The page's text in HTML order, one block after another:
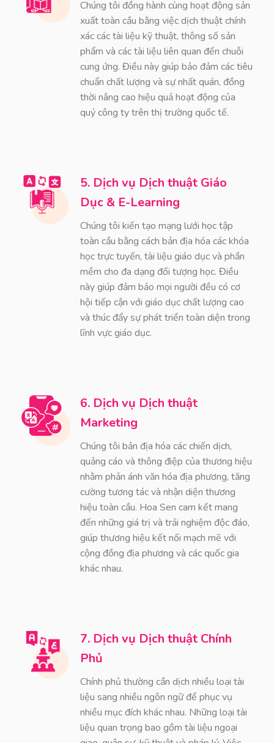
Chúng tôi đồng hành cùng hoạt động sản
xuất toàn cầu bằng việc dịch thuật chính
xác các tài liệu kỹ thuật, thông số sản
phẩm và các tài liệu liên quan đến chuỗi
cung ứng. Điều này giúp bảo đảm các tiêu
chuẩn chất lượng và sự nhất quán, đồng
thời nâng cao hiệu quả hoạt động của
quý công ty trên thị trường quốc tế.
5. Dịch vụ Dịch thuật Giáo
Dục & E-Learning
Chúng tôi kiến tạo mạng lưới học tập
toàn cầu bằng cách bản địa hóa các khóa
học trực tuyến, tài liệu giáo dục và phần
mềm cho đa dạng đối tượng học. Điều
này giúp đảm bảo mọi người đều có cơ
hội tiếp cận với giáo dục chất lượng cao
và thúc đẩy sự phát triển toàn diện trong
lĩnh vực giáo dục.
6. Dịch vụ Dịch thuật
Marketing
Chúng tôi bản địa hóa các chiến dịch,
quảng cáo và thông điệp của thương hiệu
nhằm phản ánh văn hóa địa phương, tăng
cường tương tác và nhận diện thương
hiệu toàn cầu. Hoa Sen cam kết mang
đến những giá trị và trải nghiệm độc đáo,
giúp thương hiệu kết nối mạch mẽ với
cộng đồng địa phương và các quốc gia
khác nhau.
7. Dịch vụ Dịch thuật Chính
Phủ
Chính phủ thường cần dịch nhiều loại tài
liệu sang nhiều ngôn ngữ để phục vụ
nhiều mục đích khác nhau. Những loại tài
liệu quan trọng bao gồm tài liệu ngoại